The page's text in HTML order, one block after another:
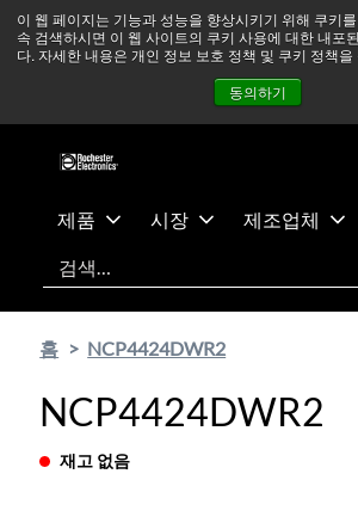
이 웹 페이지는 기능과 성능을 향상시키기 위해 쿠키
속 검색하시면 이 웹 사이트의 쿠키 사용에 대한 내포
다. 자세한 내용은 개인 정보 보호 정책 및 쿠키 정책
동의하기
츠
건
중동 지역 상황을 지속적으로 주시하고
정상적으로 운영되고 있습니다.
뉴스
문의하기
제품 시장 제조업체
검색
홈 NCP4424DWR2
NCP4424DWR2
재고 없음